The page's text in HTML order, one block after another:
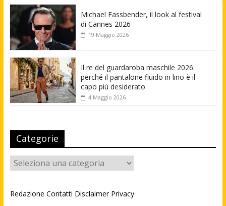
Michael Fassbender, il look al festival
di Cannes 2026
19 Maggio 2026
Il re del guardaroba maschile 2026:
perché il pantalone fluido in lino è il
capo più desiderato
4 Maggio 2026
Categorie
Categorie
Redazione Contatti Disclaimer Privacy